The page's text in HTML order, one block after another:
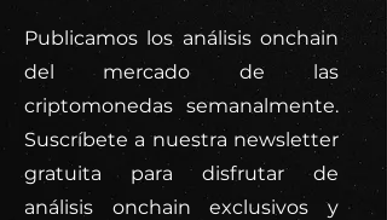
Publicamos los análisis onchain
del mercado de las
criptomonedas semanalmente.
Suscríbete a nuestra newsletter
gratuita para disfrutar de
análisis onchain exclusivos y